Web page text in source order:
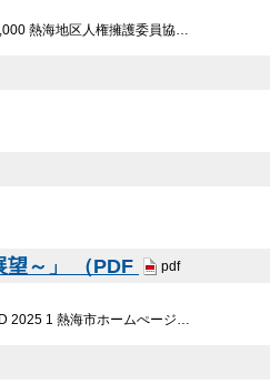
熱海地区人権擁護委員協…
望～」 （PDF pdf
2025 1 熱海市ホームぺージ…